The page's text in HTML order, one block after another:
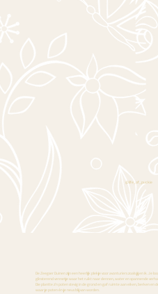
@life_of_puckie
De Zeegser Duinen zijn een heerlijk plekje voor avonturiers zoals jij en ik. Je
glinsterend vennetje waar het ruikt naar dennen, water en spannende
Die plantte z’n poten stevig in de grond en gaf ruimte aan eiken, berken en
waar je poten én je neus blij van worden.